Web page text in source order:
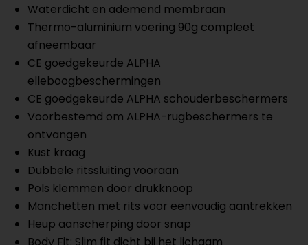
Waterdicht en ademend membraan
Thermo-aluminium voering 90g compleet
afneembaar
CE goedgekeurde ALPHA
elleboogbeschermingen
CE goedgekeurde ALPHA schouderbeschermers
Voorbestemd om ALPHA-rugbeschermers te
ontvangen
Kust kraag
Dubbele ritssluiting vooraan
Pols klemmen door drukknoop
Manchetten met rits voor eenvoudig aantrekken
Heup aanscherping door snap